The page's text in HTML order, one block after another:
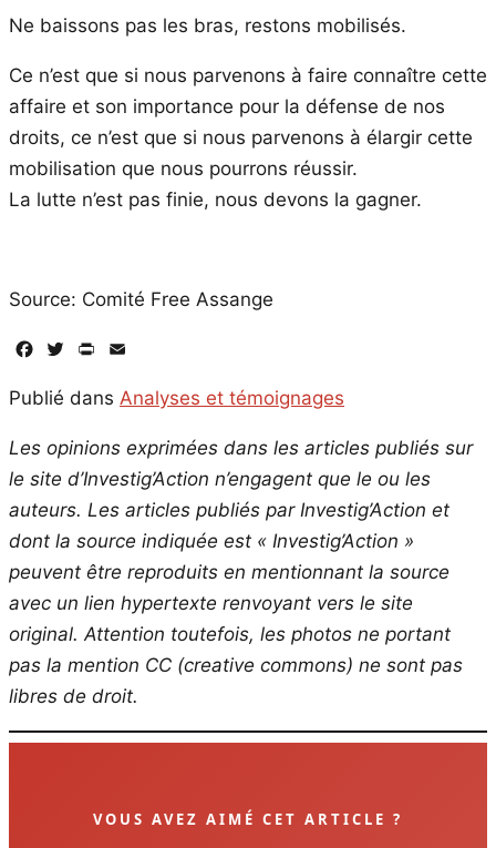
Ne baissons pas les bras, restons mobilisés.
Ce n’est que si nous parvenons à faire connaître cette
affaire et son importance pour la défense de nos
droits, ce n’est que si nous parvenons à élargir cette
mobilisation que nous pourrons réussir.
La lutte n’est pas finie, nous devons la gagner.
Source: Comité Free Assange
Facebook
TwitterPrintFriendly
Publié dans Analyses et témoignages
Les opinions exprimées dans les articles publiés sur
le site d’Investig’Action n’engagent que le ou les
auteurs. Les articles publiés par Investig’Action et
dont la source indiquée est « Investig’Action »
peuvent être reproduits en mentionnant la source
avec un lien hypertexte renvoyant vers le site
original. Attention toutefois, les photos ne portant
pas la mention CC (creative commons) ne sont pas
libres de droit.
VOUS AVEZ AIMÉ CET ARTICLE ?